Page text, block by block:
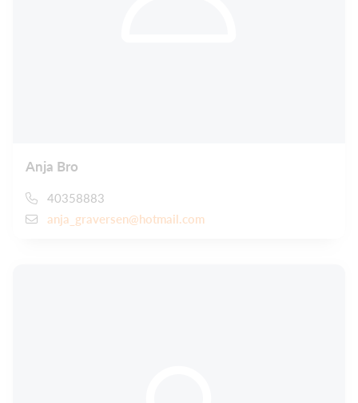
Anja Bro
40358883
anja_graversen@hotmail.com